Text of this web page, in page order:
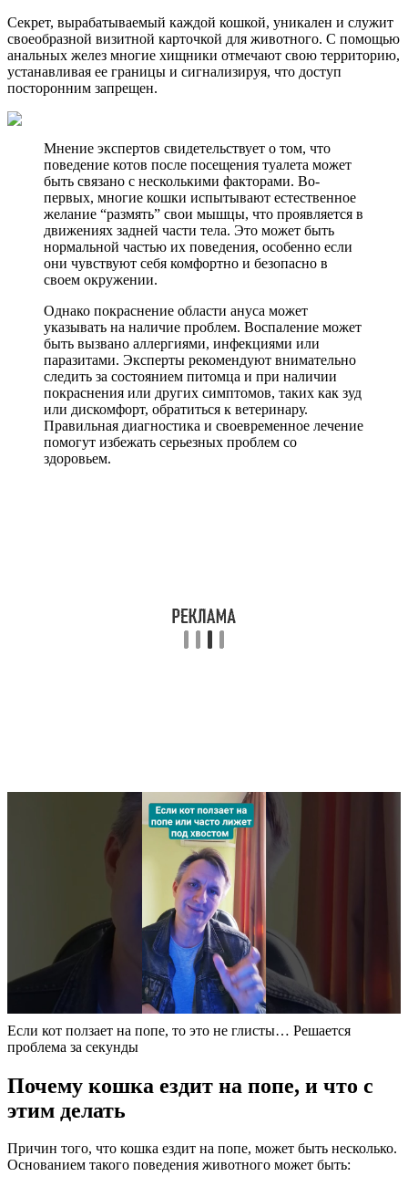
Секрет, вырабатываемый каждой кошкой, уникален и служит
своеобразной визитной карточкой для животного. С помощью
анальных желез многие хищники отмечают свою территорию,
устанавливая ее границы и сигнализируя, что доступ
посторонним запрещен.
Мнение экспертов свидетельствует о том, что
поведение котов после посещения туалета может
быть связано с несколькими факторами. Во-
первых, многие кошки испытывают естественное
желание “размять” свои мышцы, что проявляется в
движениях задней части тела. Это может быть
нормальной частью их поведения, особенно если
они чувствуют себя комфортно и безопасно в
своем окружении.
Однако покраснение области ануса может
указывать на наличие проблем. Воспаление может
быть вызвано аллергиями, инфекциями или
паразитами. Эксперты рекомендуют внимательно
следить за состоянием питомца и при наличии
покраснения или других симптомов, таких как зуд
или дискомфорт, обратиться к ветеринару.
Правильная диагностика и своевременное лечение
помогут избежать серьезных проблем со
здоровьем.
Если кот ползает на попе, то это не глисты… Решается
проблема за секунды
Почему кошка ездит на попе, и что с
этим делать
Причин того, что кошка ездит на попе, может быть несколько.
Основанием такого поведения животного может быть: